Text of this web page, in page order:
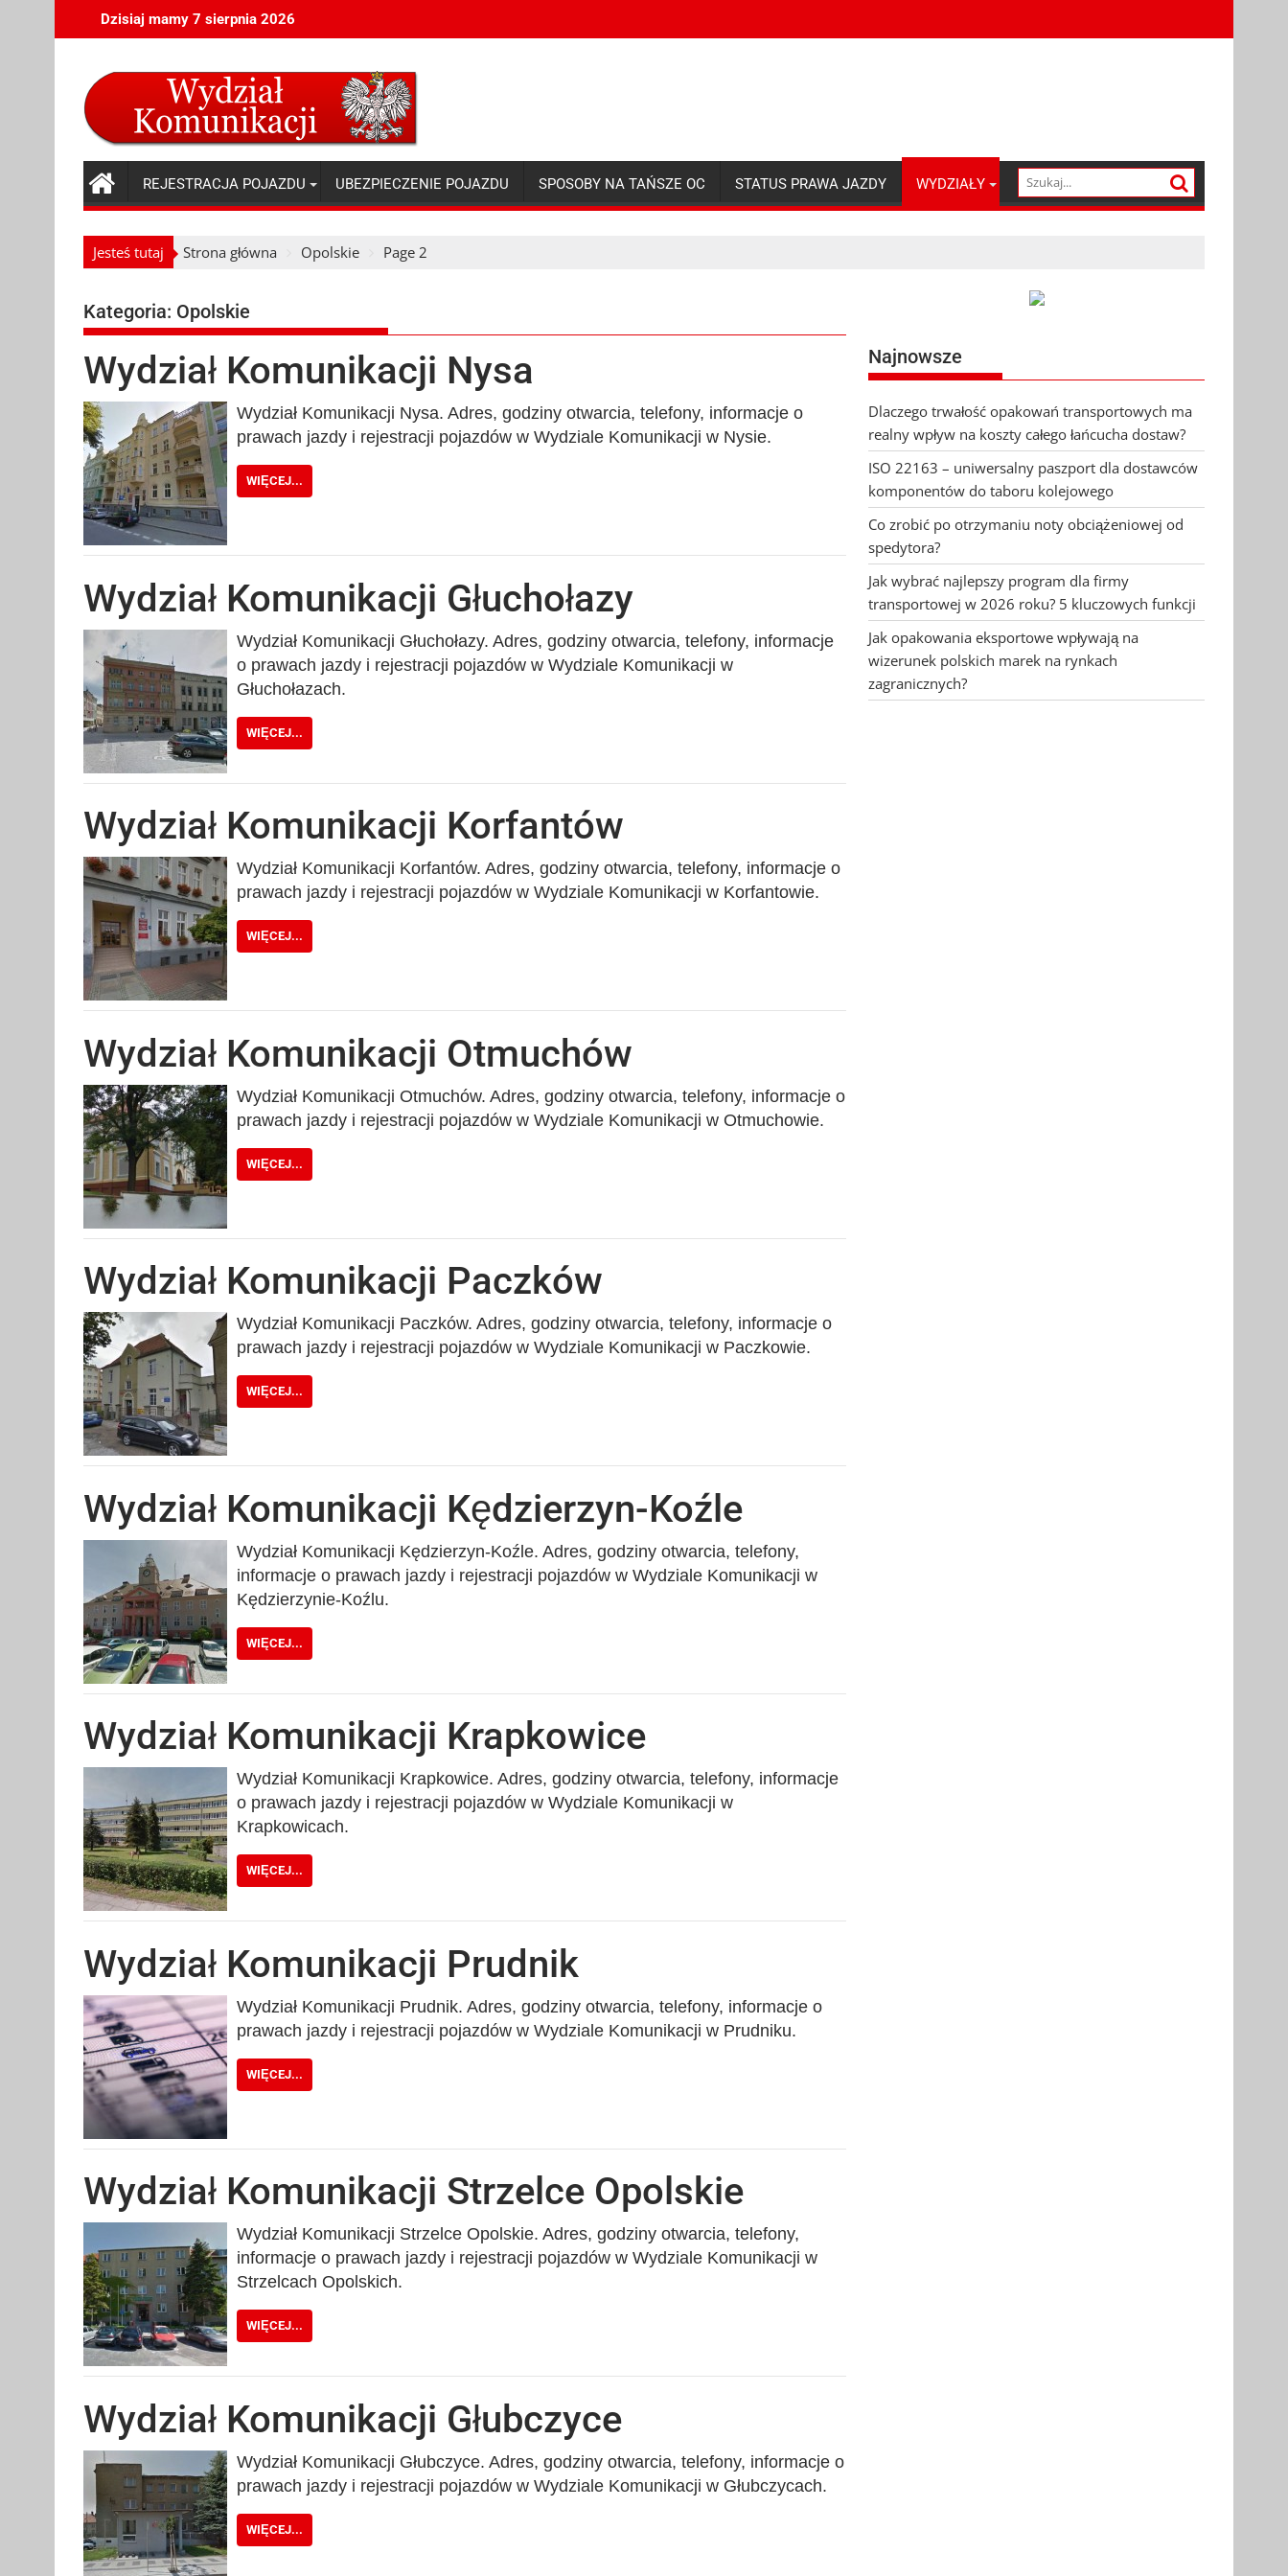
to
Dzisiaj mamy 7 sierpnia 2026
REJESTRACJA POJAZDU UBEZPIECZENIE POJAZDU SPOSOBY NA TAŃSZE OC STATUS PRAWA JAZDY WYDZIAŁY
Jesteś tutaj Strona główna Opolskie Page 2
Kategoria: Opolskie
Wydział Komunikacji Nysa
Wydział Komunikacji Nysa. Adres, godziny otwarcia, telefony, informacje o
prawach jazdy i rejestracji pojazdów w Wydziale Komunikacji w Nysie.
WIĘCEJ...
Wydział Komunikacji Głuchołazy
Wydział Komunikacji Głuchołazy. Adres, godziny otwarcia, telefony, informacje
o prawach jazdy i rejestracji pojazdów w Wydziale Komunikacji w
Głuchołazach.
WIĘCEJ...
Wydział Komunikacji Korfantów
Wydział Komunikacji Korfantów. Adres, godziny otwarcia, telefony, informacje o
prawach jazdy i rejestracji pojazdów w Wydziale Komunikacji w Korfantowie.
WIĘCEJ...
Wydział Komunikacji Otmuchów
Wydział Komunikacji Otmuchów. Adres, godziny otwarcia, telefony, informacje o
prawach jazdy i rejestracji pojazdów w Wydziale Komunikacji w Otmuchowie.
WIĘCEJ...
Wydział Komunikacji Paczków
Wydział Komunikacji Paczków. Adres, godziny otwarcia, telefony, informacje o
prawach jazdy i rejestracji pojazdów w Wydziale Komunikacji w Paczkowie.
WIĘCEJ...
Wydział Komunikacji Kędzierzyn-Koźle
Wydział Komunikacji Kędzierzyn-Koźle. Adres, godziny otwarcia, telefony,
informacje o prawach jazdy i rejestracji pojazdów w Wydziale Komunikacji w
Kędzierzynie-Koźlu.
WIĘCEJ...
Wydział Komunikacji Krapkowice
Wydział Komunikacji Krapkowice. Adres, godziny otwarcia, telefony, informacje
o prawach jazdy i rejestracji pojazdów w Wydziale Komunikacji w
Krapkowicach.
WIĘCEJ...
Wydział Komunikacji Prudnik
Wydział Komunikacji Prudnik. Adres, godziny otwarcia, telefony, informacje o
prawach jazdy i rejestracji pojazdów w Wydziale Komunikacji w Prudniku.
WIĘCEJ...
Wydział Komunikacji Strzelce Opolskie
Wydział Komunikacji Strzelce Opolskie. Adres, godziny otwarcia, telefony,
informacje o prawach jazdy i rejestracji pojazdów w Wydziale Komunikacji w
Strzelcach Opolskich.
WIĘCEJ...
Wydział Komunikacji Głubczyce
Wydział Komunikacji Głubczyce. Adres, godziny otwarcia, telefony, informacje o
prawach jazdy i rejestracji pojazdów w Wydziale Komunikacji w Głubczycach.
WIĘCEJ...
Najnowsze
Dlaczego trwałość opakowań transportowych ma
realny wpływ na koszty całego łańcucha dostaw?
ISO 22163 – uniwersalny paszport dla dostawców
komponentów do taboru kolejowego
Co zrobić po otrzymaniu noty obciążeniowej od
spedytora?
Jak wybrać najlepszy program dla firmy
transportowej w 2026 roku? 5 kluczowych funkcji
Jak opakowania eksportowe wpływają na
wizerunek polskich marek na rynkach
zagranicznych?